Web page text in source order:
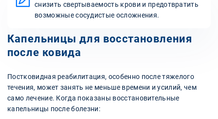
снизить свертываемость крови и предотвратить
возможные сосудистые осложнения.
Капельницы для восстановления
после ковида
Постковидная реабилитация, особенно после тяжелого
течения, может занять не меньше времени и усилий, чем
само лечение. Когда показаны восстановительные
капельницы после болезни: